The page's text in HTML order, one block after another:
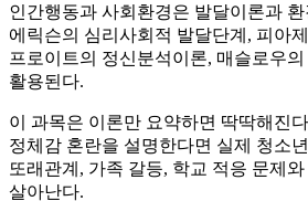
인간행동과 사회환경은 발달이론과
에릭슨의 심리사회적 발달단계, 피아
프로이트의 정신분석이론, 매슬로우
활용된다.
이 과목은 이론만 요약하면 딱딱해진
정체감 혼란을 설명한다면 실제 청소
또래관계, 가족 갈등, 학교 적응 문제와
살아난다.